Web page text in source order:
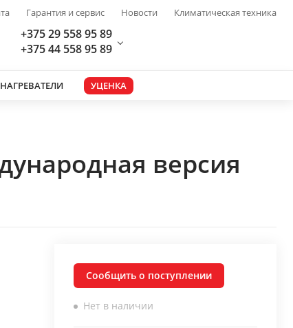
Гарантия и сервис Новости Климатическая техника
+375 29 558 95 89
+375 44 558 95 89
УЦЕНКА
версия
Сообщить о поступлении
Нет в наличии